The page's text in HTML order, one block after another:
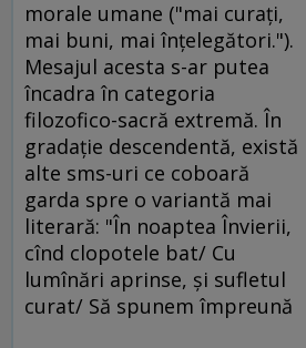
morale umane ("mai curaţi,
mai buni, mai înţelegători.").
Mesajul acesta s-ar putea
încadra în categoria
filozofico-sacră extremă. În
gradaţie descendentă, există
alte sms-uri ce coboară
garda spre o variantă mai
literară: "În noaptea Învierii,
cînd clopotele bat/ Cu
lumînări aprinse, şi sufletul
curat/ Să spunem împreună